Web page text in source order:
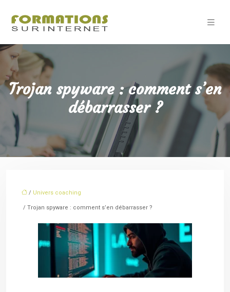
Trojan spyware : comment s’en
débarrasser ?
/ Univers coaching
/ Trojan spyware : comment s’en débarrasser ?